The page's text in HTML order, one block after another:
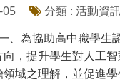
05
分類 : 活動資訊
、為協助高中職學生
，提升學生對人工
域之理解，並促進